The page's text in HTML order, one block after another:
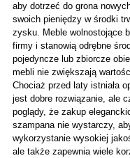
aby dotrzeć do grona
swoich pieniędzy w środki
zysku. Meble wolnostojące
firmy i stanowią odrębne
pojedyncze lub zbiorcze
mebli nie zwiększają
Chociaż przed laty istniała
jest dobre rozwiązanie, ale
poglądy, że zakup
szampana nie wystarczy,
wykorzystanie wysokiej
ale także zapewnia wiele